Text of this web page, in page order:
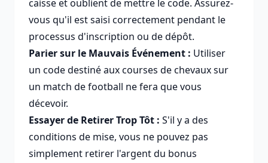
caisse et oublient de mettre le code. Assurez-
vous qu'il est saisi correctement pendant le
processus d'inscription ou de dépôt.
Parier sur le Mauvais Événement : Utiliser
un code destiné aux courses de chevaux sur
un match de football ne fera que vous
décevoir.
Essayer de Retirer Trop Tôt : S'il y a des
conditions de mise, vous ne pouvez pas
simplement retirer l'argent du bonus